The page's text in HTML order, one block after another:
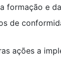
formação e
de
ações a